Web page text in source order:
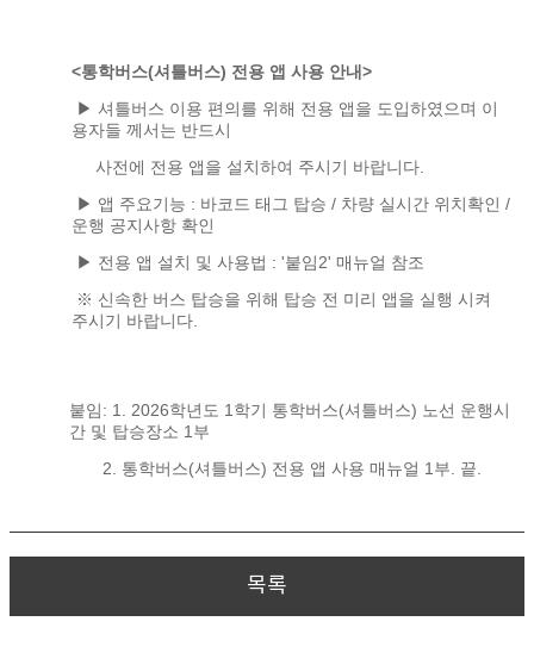
<통학버스(셔틀버스) 전용 앱 사용 안내>
▶ 셔틀버스 이용 편의를 위해 전용 앱을 도입하였으며 이
용자들 께서는 반드시
사전에 전용 앱을 설치하여 주시기 바랍니다.
▶ 앱 주요기능 : 바코드 태그 탑승 / 차량 실시간 위치확인 /
운행 공지사항 확인
▶ 전용 앱 설치 및 사용법 : '붙임2' 매뉴얼 참조
※ 신속한 버스 탑승을 위해 탑승 전 미리 앱을 실행 시켜
주시기 바랍니다.
붙임: 1. 2026학년도 1학기 통학버스(셔틀버스) 노선 운행시
간 및 탑승장소 1부
2. 통학버스(셔틀버스) 전용 앱 사용 매뉴얼 1부. 끝.
목록